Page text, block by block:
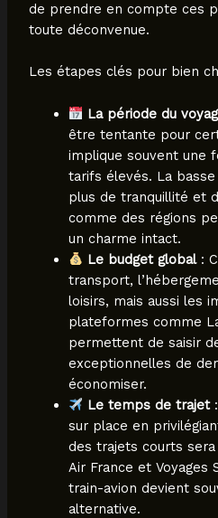
de prendre en compte ces
toute déconvenue.
Les étapes clés pour bien
La période du
être tentante pour
implique souvent une
tarifs élevés. La
plus de tranquillité et
comme des régions
un charme intact.
Le budget global:
transport,
loisirs, mais aussi les
plateformes comme
permettent de saisir
exceptionnelles de
économiser.
Le temps de trajet:
sur place en
des trajets courts sera
Air France et Voyages
train-avion devient
alternative.